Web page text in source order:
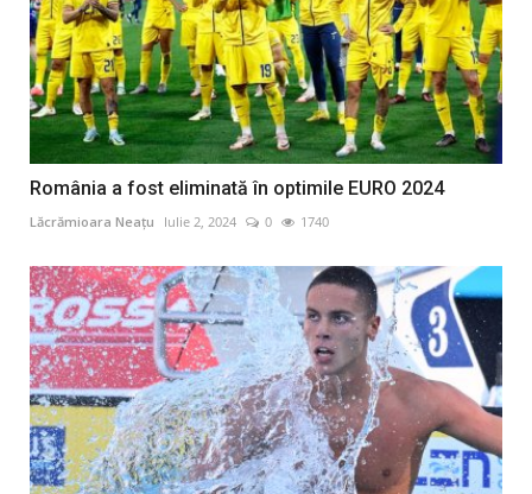
România a fost eliminată în optimile EURO 2024
Lăcrămioara Neațu Iulie 2, 2024 0 1740